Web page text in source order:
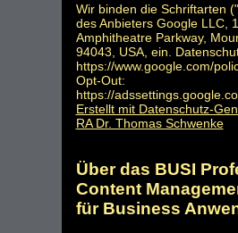
Wir binden die Schriftarten
des Anbieters Google LLC,
Amphitheatre Parkway,
94043, USA, ein.
https://www.google.com/
Opt-Out:
https://
Erstellt mit Datenschutz-
RA Dr. Thomas Schwenke
Über das BUSI
Content
für Business